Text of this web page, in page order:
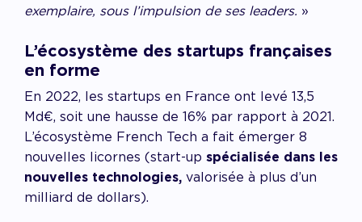
exemplaire, sous l’impulsion de ses leaders. »
L’écosystème des startups françaises
en forme
En 2022, les startups en France ont levé 13,5
Md€, soit une hausse de 16% par rapport à 2021.
L’écosystème French Tech a fait émerger 8
nouvelles licornes (start-up spécialisée dans les
nouvelles technologies, valorisée à plus d’un
milliard de dollars).